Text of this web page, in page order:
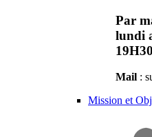
Par
lundi
19H30
Mail :
Mission et